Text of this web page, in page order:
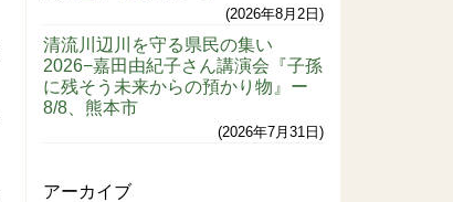
2026年8月2日
清流川辺川を守る県民の集い
2026−嘉田由紀子さん講演会『子孫
に残そう未来からの預かり物』ー
8/8、熊本市
2026年7月31日
アーカイブ